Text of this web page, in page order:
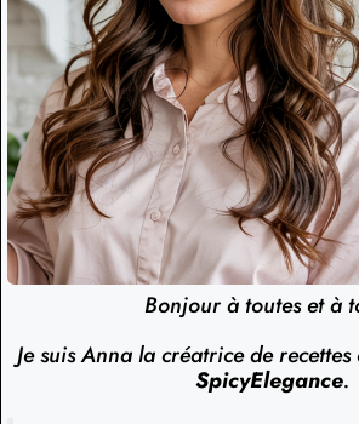
Bonjour à toutes et à
Je suis Anna la créatrice de
SpicyElegance.